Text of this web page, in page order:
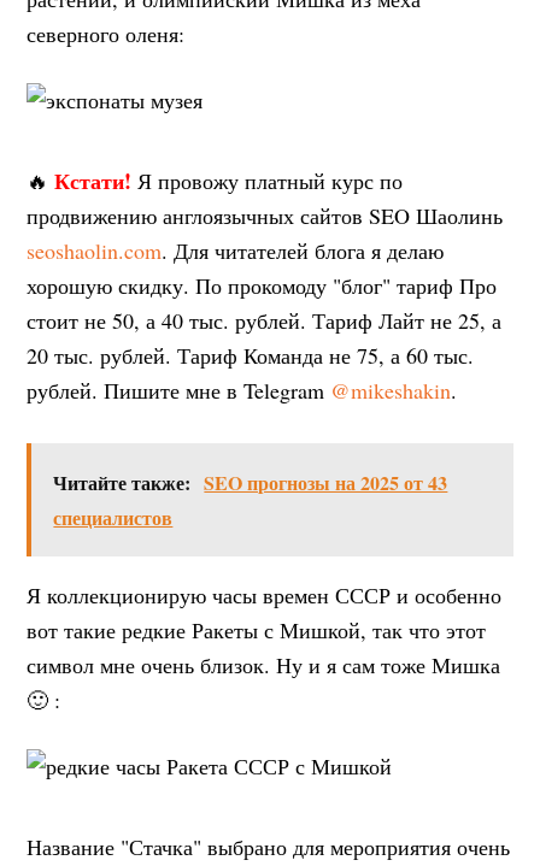
северного оленя:
🔥Кстати! Я провожу платный курс по
продвижению англоязычных сайтов SEO Шаолинь
seoshaolin.com. Для читателей блога я делаю
хорошую скидку. По прокомоду "блог" тариф Про
стоит не 50, а 40 тыс. рублей. Тариф Лайт не 25, а
20 тыс. рублей. Тариф Команда не 75, а 60 тыс.
рублей. Пишите мне в Telegram @mikeshakin.
Читайте также: SEO прогнозы на 2025 от 43
специалистов
Я коллекционирую часы времен СССР и особенно
вот такие редкие Ракеты с Мишкой, так что этот
символ мне очень близок. Ну и я сам тоже Мишка
🙂 :
Название "Стачка" выбрано для мероприятия очень